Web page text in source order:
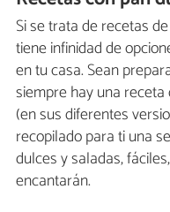
Si se trata de recetas
tiene infinidad de
en tu casa. Sean
siempre hay una
(en sus diferentes
recopilado para ti una
dulces y saladas,
encantarán.